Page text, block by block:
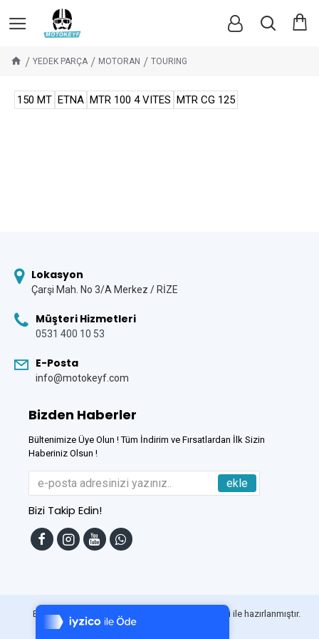
7/24 Canlı Destek
%100 Sorunsuz Alışveriş
YEDEK PARÇA MOTORAN TOURING
150 MT ETNA MTR 100 4 VITES MTR CG 125
Lokasyon
Çarşi Mah. No 3/A Merkez / RİZE
Müşteri Hizmetleri
0531 400 10 53
E-Posta
info@motokeyf.com
Bizden Haberler
Bültenimize Üye Olun ! Tüm İndirim ve Fırsatlardan İlk Sizin
Haberiniz Olsun !
ekle
Bizi Takip Edin!
Bu Site DumanSoft Gelişmiş E-Ticaret sistemleri ile hazırlanmıştır.